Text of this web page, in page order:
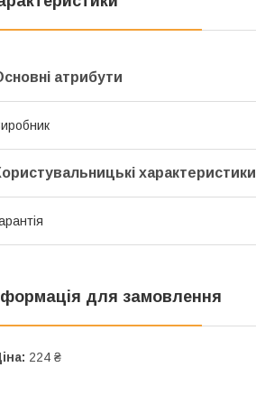
атрибути
характеристики
для замовлення
224 ₴